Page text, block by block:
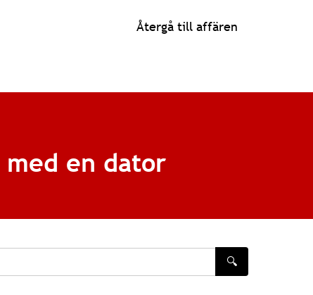
Återgå till affären
en dator
🔍